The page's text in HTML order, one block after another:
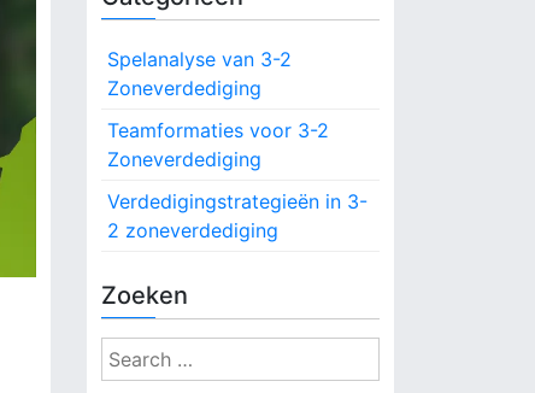
Spelanalyse van 3-2
Zoneverdediging
Teamformaties voor 3-2
Zoneverdediging
Verdedigingstrategieën in 3-
2 zoneverdediging
Zoeken
S
e